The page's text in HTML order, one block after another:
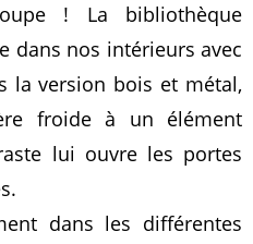
! La bibliothèque
dans nos intérieurs avec
la version bois et métal,
froide à un élément
lui ouvre les portes
dans les différentes